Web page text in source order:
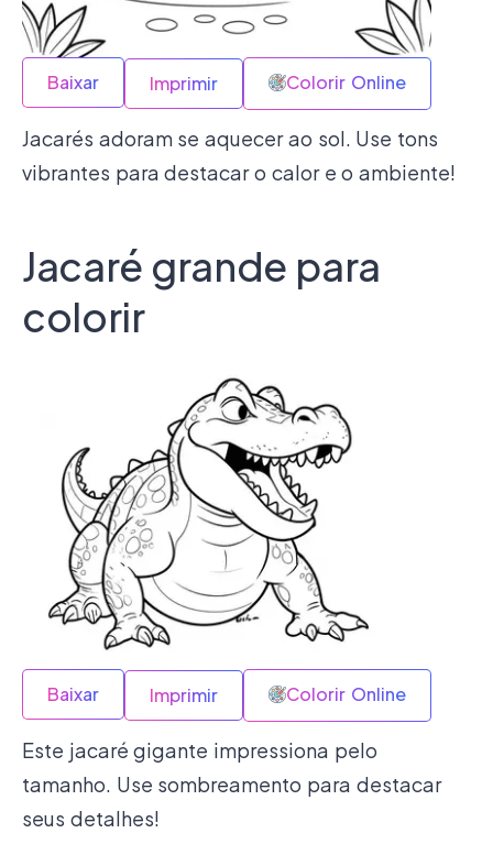
Baixar Imprimir Colorir Online
Jacarés adoram se aquecer ao sol. Use tons
vibrantes para destacar o calor e o ambiente!
Jacaré grande para
colorir
Baixar Imprimir Colorir Online
Este jacaré gigante impressiona pelo
tamanho. Use sombreamento para destacar
seus detalhes!